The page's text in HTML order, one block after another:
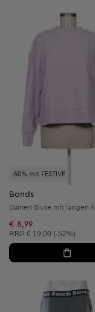
-50% mit FESTIVE
Bonds
Damen Bluse mit langen
€ 8,99
Unverbindliche
RRP € 19,00 (-52%)